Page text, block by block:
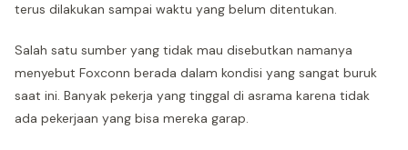
terus dilakukan sampai waktu yang belum ditentukan.
Salah satu sumber yang tidak mau disebutkan namanya
menyebut Foxconn berada dalam kondisi yang sangat buruk
saat ini. Banyak pekerja yang tinggal di asrama karena tidak
ada pekerjaan yang bisa mereka garap.